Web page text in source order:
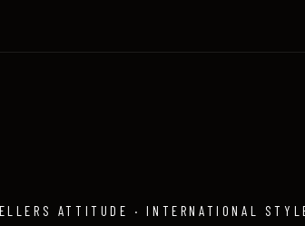
ATTITUDE · INTERNATIONAL